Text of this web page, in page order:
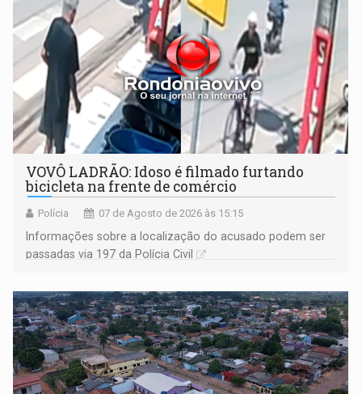
VOVÔ LADRÃO: Idoso é filmado furtando
bicicleta na frente de comércio
Polícia 07 de Agosto de 2026 às 15:15
Informações sobre a localização do acusado podem ser
passadas via 197 da Polícia Civil